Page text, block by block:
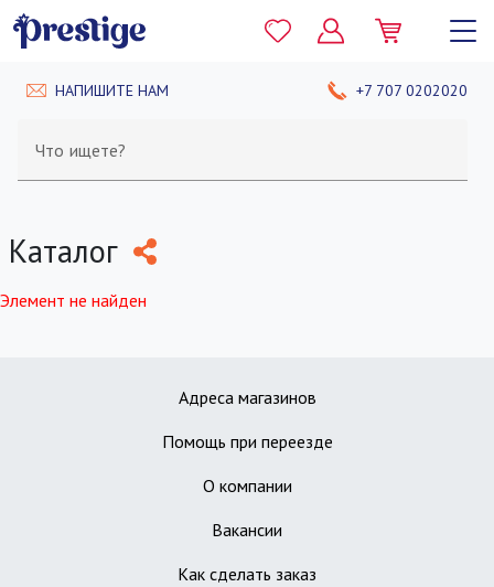
НАПИШИТЕ НАМ +7 707 0202020
Что ищете?
Каталог
Элемент не найден
Адреса магазинов
Помощь при переезде
О компании
Вакансии
Как сделать заказ